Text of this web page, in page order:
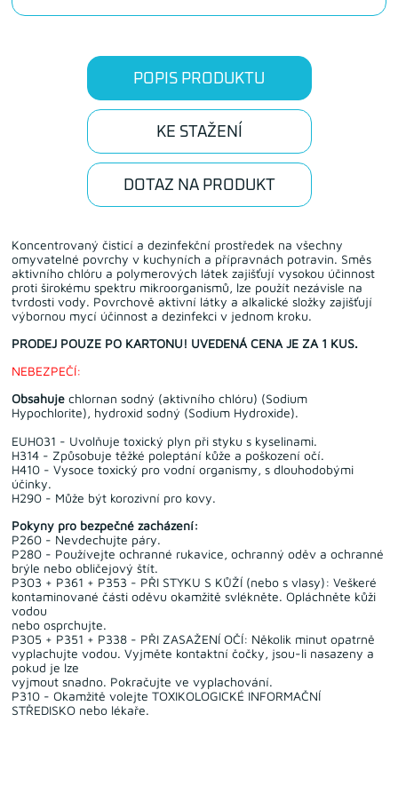
POPIS PRODUKTU
KE STAŽENÍ
DOTAZ NA PRODUKT
Koncentrovaný čisticí a dezinfekční prostředek na všechny
omyvatelné povrchy v kuchyních a přípravnách potravin. Směs
aktivního chlóru a polymerových látek zajišťují vysokou účinnost
proti širokému spektru mikroorganismů, lze použít nezávisle na
tvrdosti vody. Povrchově aktivní látky a alkalické složky zajišťují
výbornou mycí účinnost a dezinfekci v jednom kroku.
PRODEJ POUZE PO KARTONU! UVEDENÁ CENA JE ZA 1 KUS.
NEBEZPEČÍ:
Obsahuje chlornan sodný (aktivního chlóru) (Sodium
Hypochlorite), hydroxid sodný (Sodium Hydroxide).
EUH031 - Uvolňuje toxický plyn při styku s kyselinami.
H314 - Způsobuje těžké poleptání kůže a poškození očí.
H410 - Vysoce toxický pro vodní organismy, s dlouhodobými
účinky.
H290 - Může být korozivní pro kovy.
Pokyny pro bezpečné zacházení:
P260 - Nevdechujte páry.
P280 - Používejte ochranné rukavice, ochranný oděv a ochranné
brýle nebo obličejový štít.
P303 + P361 + P353 - PŘI STYKU S KŮŽÍ (nebo s vlasy): Veškeré
kontaminované části oděvu okamžitě svlékněte. Opláchněte kůži
vodou
nebo osprchujte.
P305 + P351 + P338 - PŘI ZASAŽENÍ OČÍ: Několik minut opatrně
vyplachujte vodou. Vyjměte kontaktní čočky, jsou-li nasazeny a
pokud je lze
vyjmout snadno. Pokračujte ve vyplachování.
P310 - Okamžitě volejte TOXIKOLOGICKÉ INFORMAČNÍ
STŘEDISKO nebo lékaře.